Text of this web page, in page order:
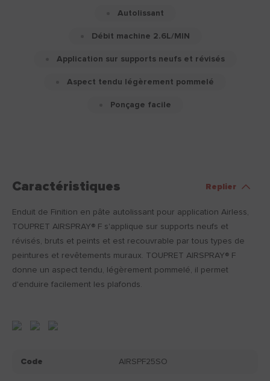
Autolissant
Débit machine 2.6L/MIN
Application sur supports neufs et révisés
Aspect tendu légèrement pommelé
Ponçage facile
Caractéristiques Replier
Enduit de Finition en pâte autolissant pour application Airless,
TOUPRET AIRSPRAY® F s'applique sur supports neufs et
révisés, bruts et peints et est recouvrable par tous types de
peintures et revêtements muraux. TOUPRET AIRSPRAY® F
donne un aspect tendu, légèrement pommelé, il permet
d'enduire facilement les plafonds.
Code AIRSPF25SO